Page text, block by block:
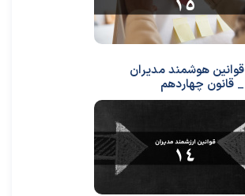
قوانین هوشمند مدیران
_ قانون چهاردهم